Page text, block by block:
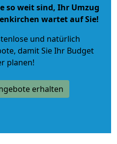
so weit sind, Ihr Umzug
wartet auf Sie!
und natürlich
, damit Sie Ihr Budget
planen!
erhalten